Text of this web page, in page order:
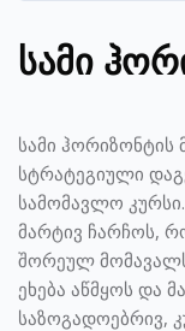
გადადი მთავარ
სამი
სამი ჰორიზონტის
სტრატეგიული
სამომავლო
მარტივ ჩარჩოს,
შორეულ
ეხება აწმყოს და
საზოგადოებრივ,